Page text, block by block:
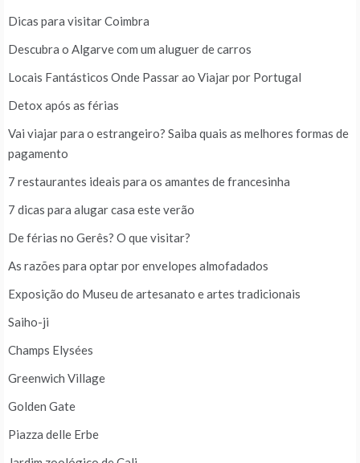
Dicas para visitar Coimbra
Descubra o Algarve com um aluguer de carros
Locais Fantásticos Onde Passar ao Viajar por Portugal
Detox após as férias
Vai viajar para o estrangeiro? Saiba quais as melhores formas de
pagamento
7 restaurantes ideais para os amantes de francesinha
7 dicas para alugar casa este verão
De férias no Gerês? O que visitar?
As razões para optar por envelopes almofadados
Exposição do Museu de artesanato e artes tradicionais
Saiho-ji
Champs Elysées
Greenwich Village
Golden Gate
Piazza delle Erbe